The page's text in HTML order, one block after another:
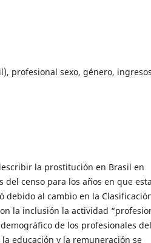
profesional sexo, género, ingresos
la prostitución en Brasil en
del censo para los años en que esta
debido al cambio en la
la inclusión la actividad
de los profesionales del
educación y la remuneración se